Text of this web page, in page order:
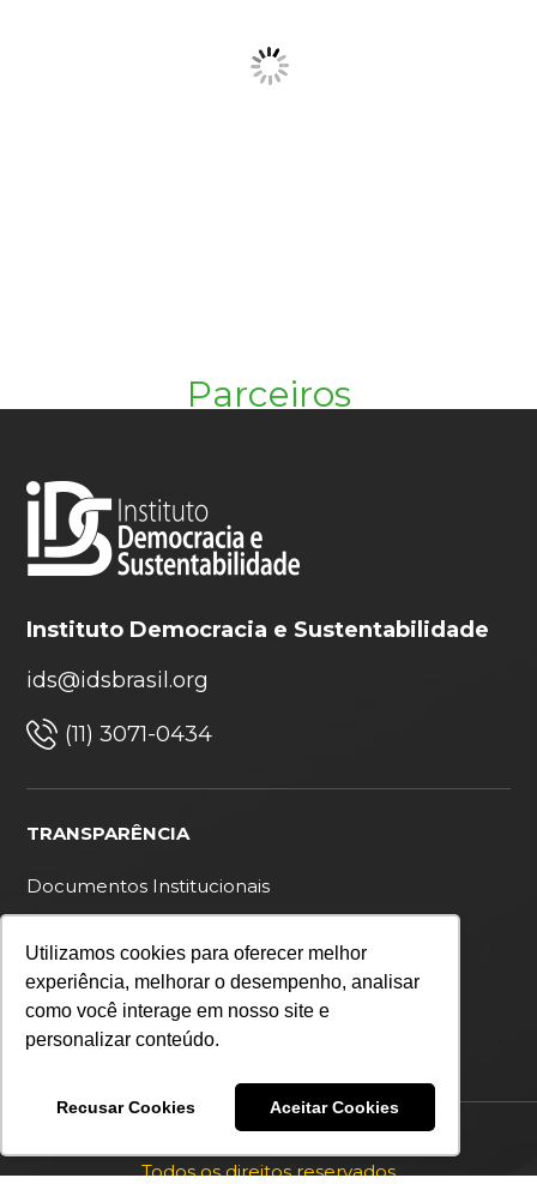
Utilizamos cookies para oferecer melhor
experiência, melhorar o desempenho, analisar
como você interage em nosso site e
personalizar conteúdo.
Recusar Cookies Aceitar Cookies
Parceiros
Instituto Democracia e Sustentabilidade
ids@idsbrasil.org
(11) 3071-0434
TRANSPARÊNCIA
Documentos Institucionais
Política de privacidade
Todos os direitos reservados